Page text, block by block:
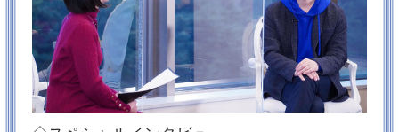
2025/04/03
４月～９月の放送日が決まりました！
皆様いつも応援ありがとうございます！
おかげさまで放送５年目を迎えることができました！
上半期の放送は・・・
【4月12日（※）、5月31日、6月21日、7月12日、8月
30日 、9月27日】 を予定しております♪
※４月は2024年11月分の再放送回となります！詳しく